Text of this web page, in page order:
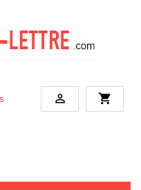
 shopping_cart